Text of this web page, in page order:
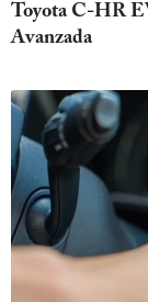
Toyota C-HR
Avanzada